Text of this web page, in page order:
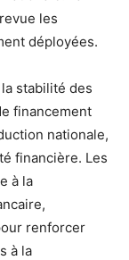
les
déployées.
stabilité des
financement
nationale,
financière. Les
à la
renforcer
à la